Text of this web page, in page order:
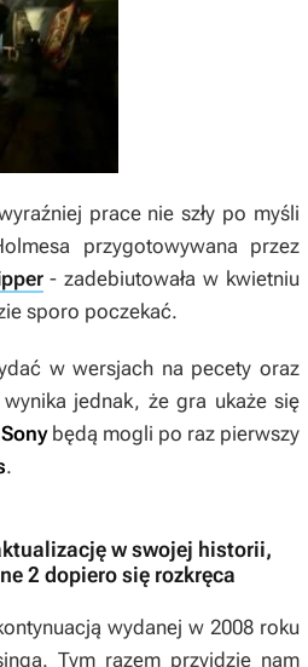
prace nie szły po myśli
przygotowywana przez
- zadebiutowała w kwietniu
sporo poczekać.
w wersjach na pecety oraz
jednak, że gra ukaże się
Sonybędą mogli po raz pierwszy
.
w swojej historii,
2 dopiero się rozkręca
wydanej w 2008 roku
Tym razem przyjdzie nam